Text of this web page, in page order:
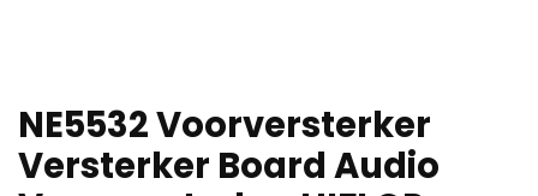
NE5532 Voorversterker
Versterker Board Audio